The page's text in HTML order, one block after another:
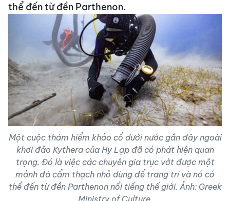
thể đến từ đền Parthenon.
Một cuộc thám hiểm khảo cổ dưới nước gần đây ngoài
khơi đảo Kythera của Hy Lạp đã có phát hiện quan
trọng. Đó là việc các chuyên gia trục vớt được một
mảnh đá cẩm thạch nhỏ dùng để trang trí và nó có
thể đến từ đền Parthenon nổi tiếng thế giới. Ảnh: Greek
Ministry of Culture.